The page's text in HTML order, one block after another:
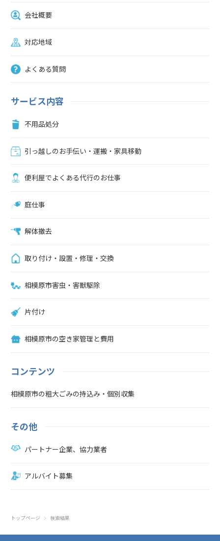
ます。とくに、購入店に持ち込んだ場合、引き取ってもらえる可能性
相談してみると良いでしょう。なお、新しいマッサージチェアの購入
を検討している場合は、下取りサービスを行っている店舗を利用する
古いマッサージチェアの処分・新しいマッサージチェアの設置を同時
ましょう。リサイクルショップ・買取業者・個人売買で買取を依頼す
も可能です。マッサージチェアの買取依頼の方法は、以下が挙げられ
頼する買取業者を利用する マッサージチェアの買取が成立すれば、
処分費用を削減できるだけでなくプラスで収入を得られますが、あく
取依頼の目安製造より5年以内の商品であること本体のみならず付属
サージチェアの状態が良い場合は買取依頼の検討も選択肢に入ります
が、壊れていて動かない場合やかなり汚れがひどくて商品価値がない
人は便利屋「ユースフル」にお任せください相模原市でマッサージチ
い。マッサージチェアの搬出から処分まで6,600円～承っておりま
す。処分費用は、マッサージチェアの重量や大きさ、運搬状況などに
い。お見積もりは無料です。電話（042-703-6207）やメール、ライン
り返し電話させていただきます。まずは、お気軽にご相談ください。
※電話が出れずに折り返す場合はこちらの番号090-2749-8058から掛
会社概要
対応地域
よくある質問
サービス内容
不用品処分
引っ越しのお手伝い・運搬・家具移動
便利屋でよくある代行のお仕事
庭仕事
解体撤去
取り付け・設置・修理・交換
相模原市害虫・害獣駆除
片付け
相模原市の空き家管理と費用
コンテンツ
相模原市の粗大ごみの持込み・個別収集
その他
パートナー企業、協力業者
アルバイト募集
トップページ 検索結果